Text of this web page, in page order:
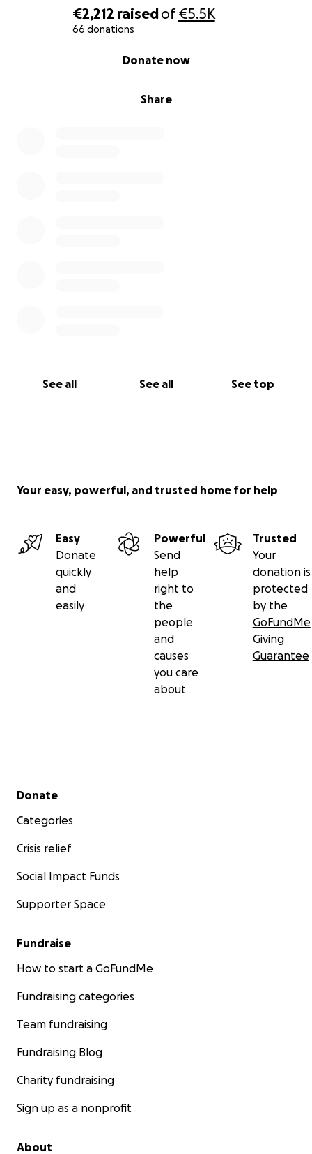
€2,212 raisedof€5.5K
66 donations
Share
Donate now
See all See all See top
Your easy, powerful, and trusted home for help
Easy
Donate
quickly
and
easily
Powerful
Send
help
right to
the
people
and
causes
you care
about
Trusted
Your
donation is
protected
by the
GoFundMe
Giving
Guarantee
Secondary menu
Donate
Categories
Crisis relief
Social Impact Funds
Supporter Space
Fundraise
How to start a GoFundMe
Fundraising categories
Team fundraising
Fundraising Blog
Charity fundraising
Sign up as a nonprofit
About